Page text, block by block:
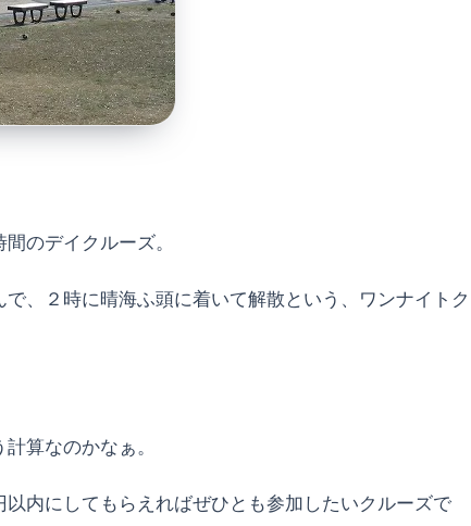
のデイクルーズ。
、２時に晴海ふ頭に着いて解散という、ワンナイトク
算なのかなぁ。
内にしてもらえればぜひとも参加したいクルーズで